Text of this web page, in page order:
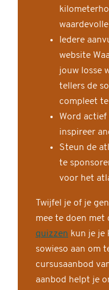
Iedere
website
jouw losse
tellers de
compleet
Word actief
inspireer
Steun de
te
voor het
Twijfel je of je
mee te doen met
quizzen kun je je
sowieso aan om
cursusaanbod
aanbod helpt je